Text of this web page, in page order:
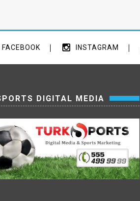
FACEBOOK INSTAGRAM
DIGITAL MEDIA